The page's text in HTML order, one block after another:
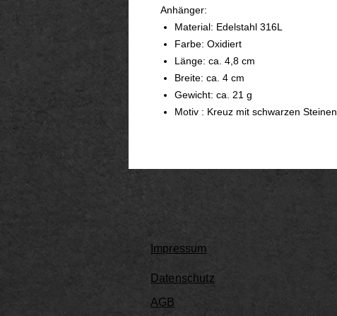
Anhänger:
Material: Edelstahl 316L
Farbe: Oxidiert
Länge: ca. 4,8 cm
Breite: ca. 4 cm
Gewicht: ca. 21 g
Motiv : Kreuz mit schwarzen Steinen
Impressum
Datenschutz
AGB